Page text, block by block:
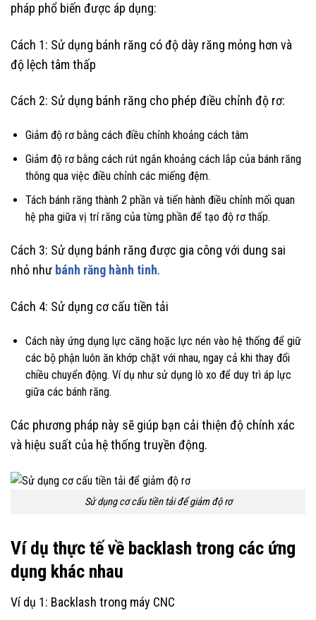
pháp phổ biến được áp dụng:
Cách 1: Sử dụng bánh răng có độ dày răng mỏng hơn và
độ lệch tâm thấp
Cách 2: Sử dụng bánh răng cho phép điều chỉnh độ rơ:
Giảm độ rơ bằng cách điều chỉnh khoảng cách tâm
Giảm độ rơ bằng cách rút ngắn khoảng cách lắp của bánh răng
thông qua việc điều chỉnh các miếng đệm.
Tách bánh răng thành 2 phần và tiến hành điều chỉnh mối quan
hệ pha giữa vị trí răng của từng phần để tạo độ rơ thấp.
Cách 3: Sử dụng bánh răng được gia công với dung sai
nhỏ như bánh răng hành tinh.
Cách 4: Sử dụng cơ cấu tiền tải
Cách này ứng dụng lực căng hoặc lực nén vào hệ thống để giữ
các bộ phận luôn ăn khớp chặt với nhau, ngay cả khi thay đổi
chiều chuyển động. Ví dụ như sử dụng lò xo để duy trì áp lực
giữa các bánh răng.
Các phương pháp này sẽ giúp bạn cải thiện độ chính xác
và hiệu suất của hệ thống truyền động.
Sử dụng cơ cấu tiền tải để giảm độ rơ
Ví dụ thực tế về backlash trong các ứng
dụng khác nhau
Ví dụ 1: Backlash trong máy CNC